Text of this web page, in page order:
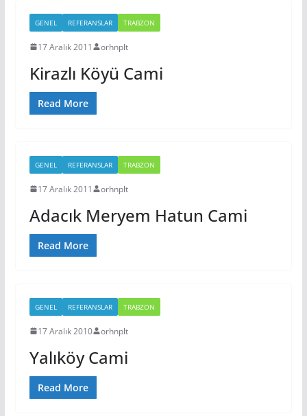
GENEL REFERANSLAR TRABZON
17 Aralık 2011 orhnplt
Kirazlı Köyü Cami
Read More
GENEL REFERANSLAR TRABZON
17 Aralık 2011 orhnplt
Adacık Meryem Hatun Cami
Read More
GENEL REFERANSLAR TRABZON
17 Aralık 2010 orhnplt
Yalıköy Cami
Read More